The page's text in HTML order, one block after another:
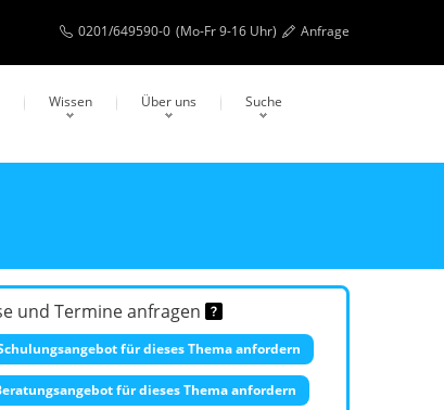
0201/649590-0 (Mo-Fr 9-16 Uhr) Anfrage
Wissen Über uns Suche
und Termine anfragen
für dieses Thema anfordern
für dieses Thema anfordern